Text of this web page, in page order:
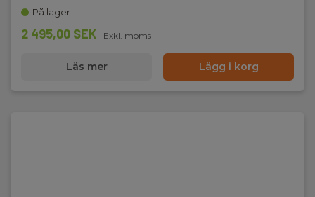
211x108x60mm
På lager
2 495,00 SEK Exkl. moms
Läs mer Lägg i korg